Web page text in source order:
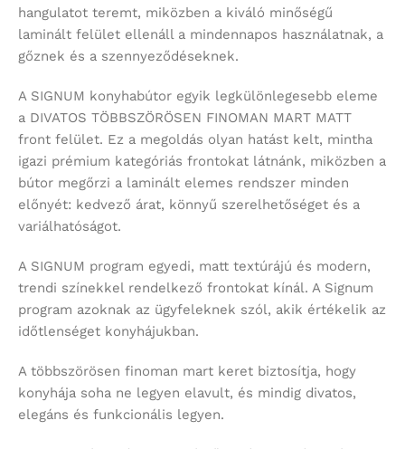
hangulatot teremt, miközben a kiváló minőségű
laminált felület ellenáll a mindennapos használatnak, a
gőznek és a szennyeződéseknek.
A SIGNUM konyhabútor egyik legkülönlegesebb eleme
a DIVATOS TÖBBSZÖRÖSEN FINOMAN MART MATT
front felület. Ez a megoldás olyan hatást kelt, mintha
igazi prémium kategóriás frontokat látnánk, miközben a
bútor megőrzi a laminált elemes rendszer minden
előnyét: kedvező árat, könnyű szerelhetőséget és a
variálhatóságot.
A SIGNUM program egyedi, matt textúrájú és modern,
trendi színekkel rendelkező frontokat kínál. A Signum
program azoknak az ügyfeleknek szól, akik értékelik az
időtlenséget konyhájukban.
A többszörösen finoman mart keret biztosítja, hogy
konyhája soha ne legyen elavult, és mindig divatos,
elegáns és funkcionális legyen.